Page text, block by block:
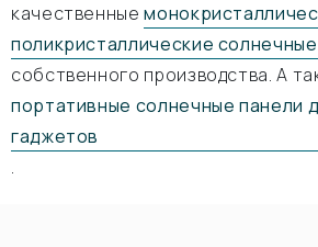
качественные
поликристаллические
собственного производства. А
портативные солнечные панели
гаджетов
.